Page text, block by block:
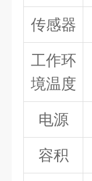
传感器
工作环
境温度
电源
容积